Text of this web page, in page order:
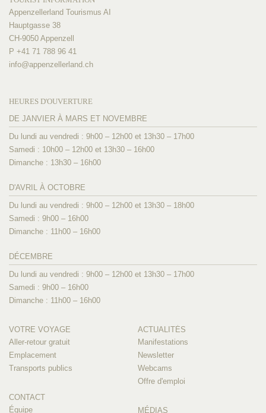
Appenzellerland Tourismus AI
Hauptgasse 38
CH-9050 Appenzell
P +41 71 788 96 41
info@appenzellerland.ch
HEURES D'OUVERTURE
DE JANVIER À MARS ET NOVEMBRE
Du lundi au vendredi : 9h00 – 12h00 et 13h30 – 17h00
Samedi : 10h00 – 12h00 et 13h30 – 16h00
Dimanche : 13h30 – 16h00
D'AVRIL À OCTOBRE
Du lundi au vendredi : 9h00 – 12h00 et 13h30 – 18h00
Samedi : 9h00 – 16h00
Dimanche : 11h00 – 16h00
DÉCEMBRE
Du lundi au vendredi : 9h00 – 12h00 et 13h30 – 17h00
Samedi : 9h00 – 16h00
Dimanche : 11h00 – 16h00
VOTRE VOYAGE
Aller-retour gratuit
Emplacement
Transports publics
CONTACT
Équipe
ACTUALITÉS
Manifestations
Newsletter
Webcams
Offre d'emploi
MÉDIAS